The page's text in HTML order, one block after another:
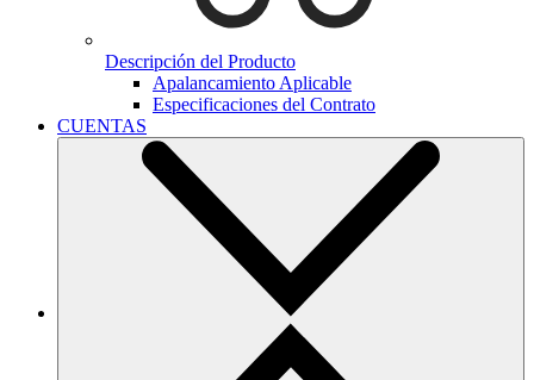
Descripción del Producto
Apalancamiento Aplicable
Especificaciones del Contrato
CUENTAS